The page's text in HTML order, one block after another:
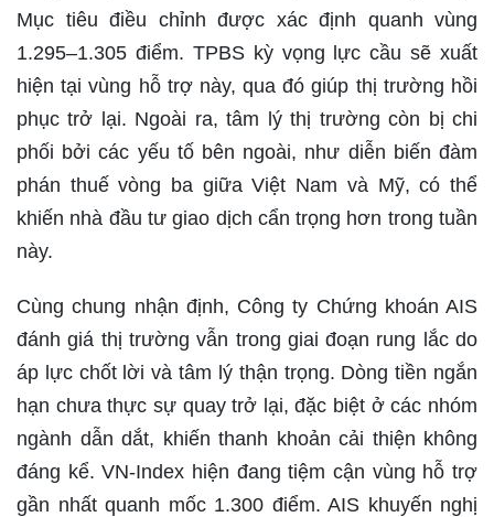
Mục tiêu điều chỉnh được xác định quanh vùng
1.295–1.305 điểm. TPBS kỳ vọng lực cầu sẽ xuất
hiện tại vùng hỗ trợ này, qua đó giúp thị trường hồi
phục trở lại. Ngoài ra, tâm lý thị trường còn bị chi
phối bởi các yếu tố bên ngoài, như diễn biến đàm
phán thuế vòng ba giữa Việt Nam và Mỹ, có thể
khiến nhà đầu tư giao dịch cẩn trọng hơn trong tuần
này.
Cùng chung nhận định, Công ty Chứng khoán AIS
đánh giá thị trường vẫn trong giai đoạn rung lắc do
áp lực chốt lời và tâm lý thận trọng. Dòng tiền ngắn
hạn chưa thực sự quay trở lại, đặc biệt ở các nhóm
ngành dẫn dắt, khiến thanh khoản cải thiện không
đáng kể. VN-Index hiện đang tiệm cận vùng hỗ trợ
gần nhất quanh mốc 1.300 điểm. AIS khuyến nghị